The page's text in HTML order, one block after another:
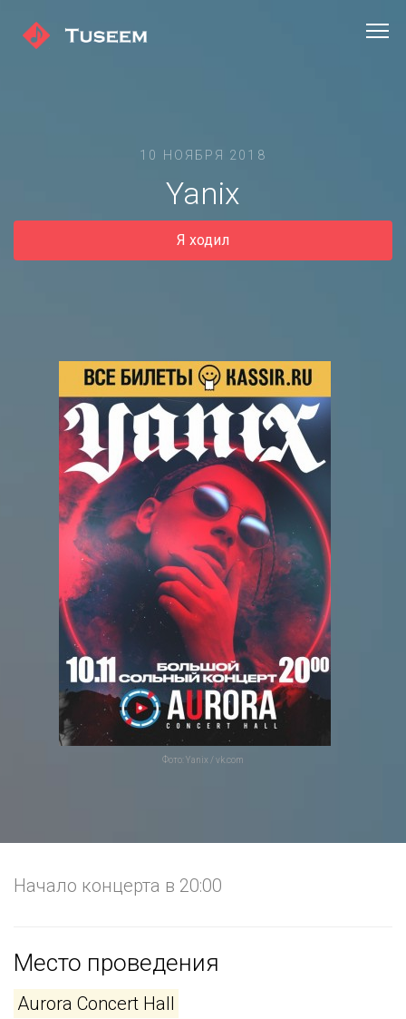
10 НОЯБРЯ 2018
Yanix
Я ходил
Фото: Yanix / vk.com
Начало концерта в 20:00
Место проведения
Aurora Concert Hall